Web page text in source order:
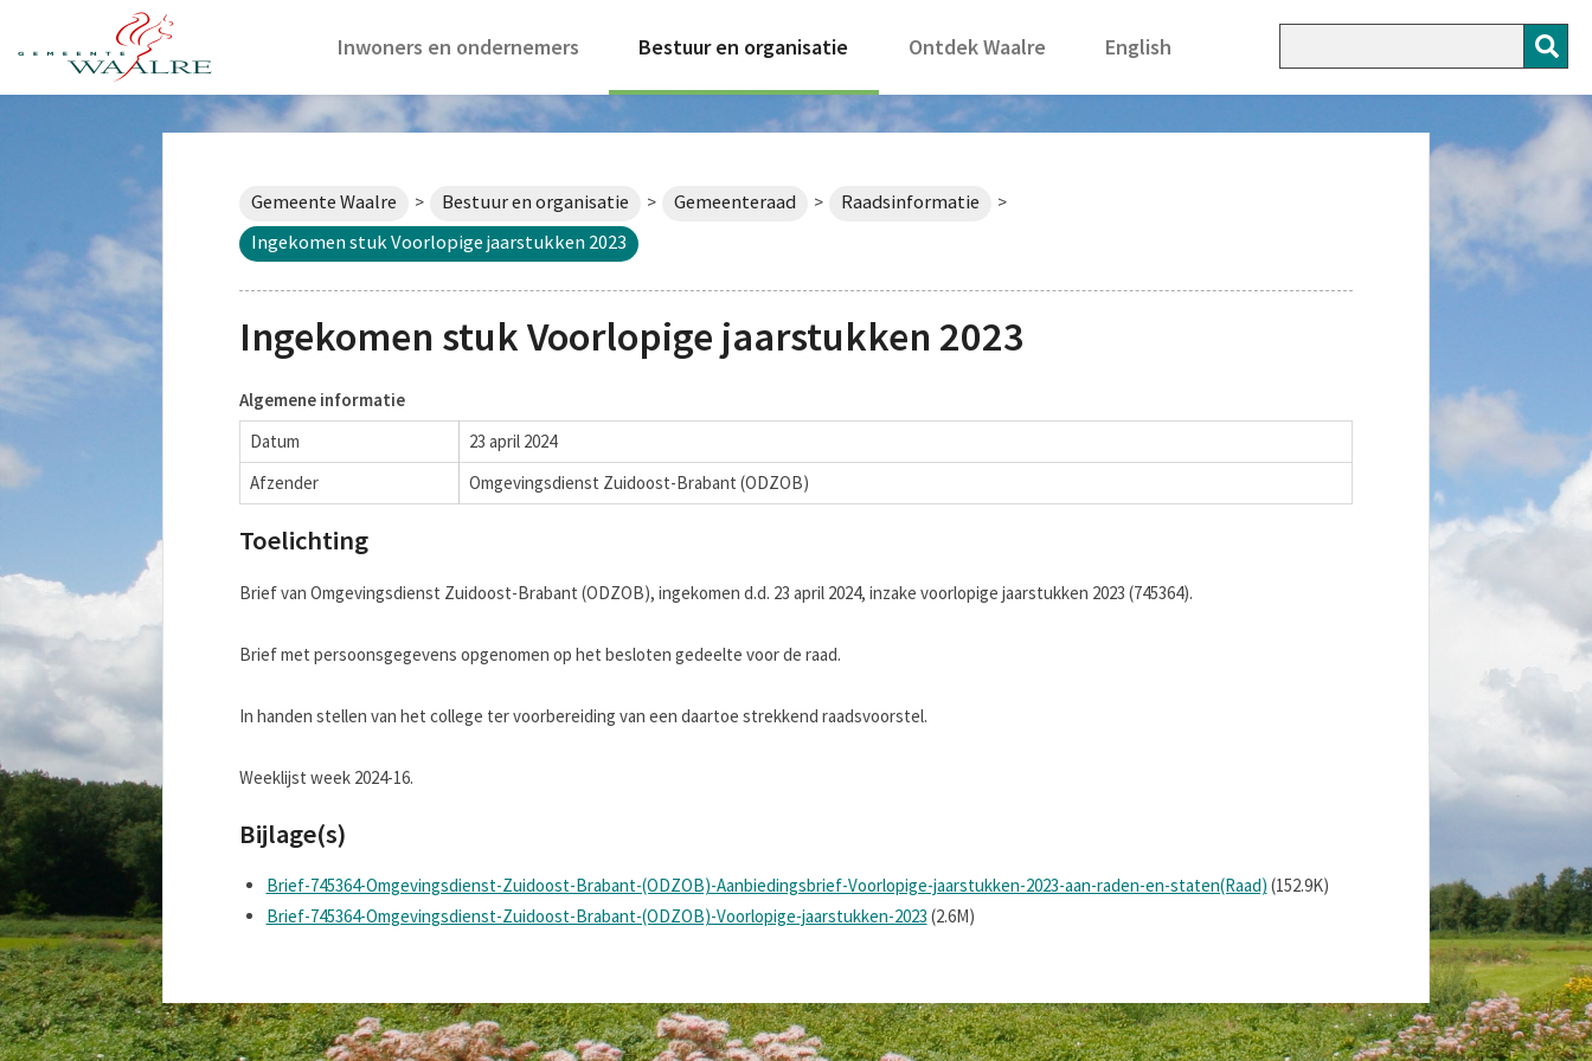
Inwoners en ondernemers Bestuur en organisatie Ontdek Waalre English
Gemeente Waalre > Bestuur en organisatie > Gemeenteraad > Raadsinformatie >
Ingekomen stuk Voorlopige jaarstukken 2023
Ingekomen stuk Voorlopige jaarstukken 2023
Algemene informatie
Datum
23 april 2024
Afzender
Omgevingsdienst Zuidoost-Brabant (ODZOB)
Toelichting
Brief van Omgevingsdienst Zuidoost-Brabant (ODZOB), ingekomen d.d. 23 april 2024, inzake voorlopige jaarstukken 2023 (745364).
Brief met persoonsgegevens opgenomen op het besloten gedeelte voor de raad.
In handen stellen van het college ter voorbereiding van een daartoe strekkend raadsvoorstel.
Weeklijst week 2024-16.
Bijlage(s)
Brief-745364-Omgevingsdienst-Zuidoost-Brabant-(ODZOB)-Aanbiedingsbrief-Voorlopige-jaarstukken-2023-aan-raden-en-staten(Raad) (152.9K)
Brief-745364-Omgevingsdienst-Zuidoost-Brabant-(ODZOB)-Voorlopige-jaarstukken-2023 (2.6M)